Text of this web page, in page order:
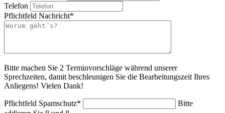
Telefon
Pflichtfeld Nachricht*
Bitte machen Sie 2 Terminvorschläge während unserer
Sprechzeiten, damit beschleunigen Sie die Bearbeitungszeit Ihres
Anliegens! Vielen Dank!
Pflichtfeld Spamschutz*
Bitte